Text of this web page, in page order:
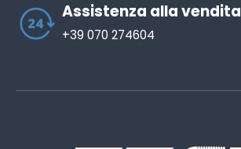
Assistenza alla vendita
+39 070 274604